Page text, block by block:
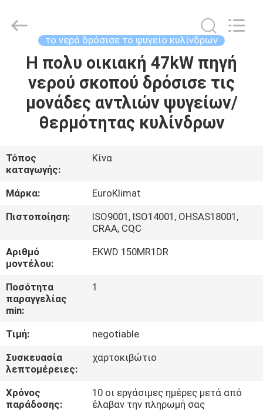
ΣΠΊΤΙ
ΠΡΟΪΌΝΤΑ
ΠΕΡΊΠΟΥ
ΕΜΕΊΣ
ΓΎΡΟΣ
ΕΡΓΟΣΤΑΣΊΩΝ
ΠΟΙΟΤΙΚΌΣ
ΈΛΕΓΧΟΣ
ΜΑΣ
ΕΛΆΤΕ
ΣΕ
ΕΠΑΦΉ
ΜΕ
Conditioning
το νερό δρόσισε το ψυγείο κυλίνδρων
Η πολυ οικιακή 47kW πηγή
νερού σκοπού δρόσισε τις
μονάδες αντλιών ψυγείων/
θερμότητας κυλίνδρων
Τόπος
καταγωγής:
Κίνα
Μάρκα:
EuroKlimat
Πιστοποίηση:
ISO9001, ISO14001, OHSAS18001,
CRAA, CQC
Αριθμό
μοντέλου:
EKWD 150MR1DR
Ποσότητα
παραγγελίας
min:
1
Τιμή:
negotiable
Συσκευασία
λεπτομέρειες:
χαρτοκιβώτιο
Χρόνος
παράδοσης:
10 οι εργάσιμες ημέρες μετά από
έλαβαν την πληρωμή σας